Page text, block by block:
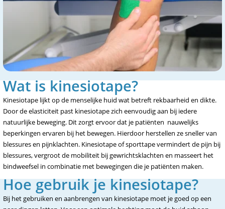
Wat is kinesiotape?
Kinesiotape lijkt op de menselijke huid wat betreft rekbaarheid en dikte.
Door de elasticiteit past kinesiotape zich eenvoudig aan bij iedere
natuurlijke beweging. Dit zorgt ervoor dat je patiënten nauwelijks
beperkingen ervaren bij het bewegen. Hierdoor herstellen ze sneller van
blessures en pijnklachten. Kinesiotape of sporttape vermindert de pijn bij
blessures, vergroot de mobiliteit bij gewrichtsklachten en masseert het
bindweefsel in combinatie met bewegingen die je patiënten maken.
Hoe gebruik je kinesiotape?
Bij het gebruiken en aanbrengen van kinesiotape moet je goed op een